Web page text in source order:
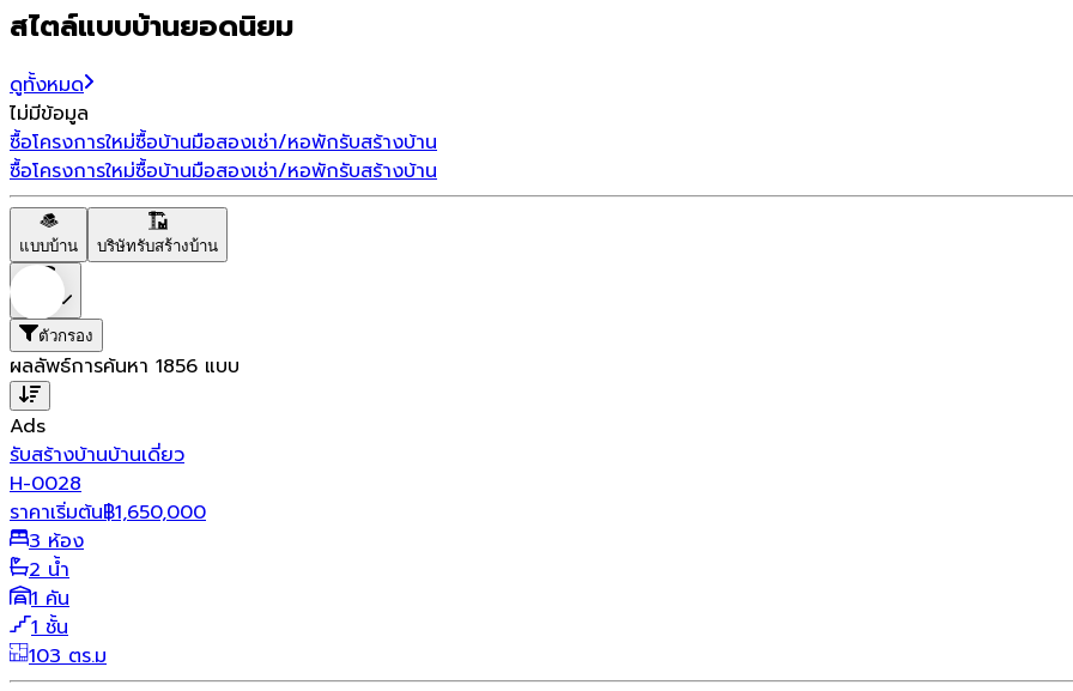
สไตล์แบบบ้านยอดนิยม
ดูทั้งหมด
ไม่มีข้อมูล
ซื้อโครงการใหม่ซื้อบ้านมือสองเช่า/หอพักรับสร้างบ้าน
ซื้อโครงการใหม่ซื้อบ้านมือสองเช่า/หอพักรับสร้างบ้าน
แบบบ้าน บริษัทรับสร้างบ้าน
ตัวกรอง
ผลลัพธ์การค้นหา 1856 แบบ
Ads
รับสร้างบ้านบ้านเดี่ยว
H-0028
ราคาเริ่มต้น฿1,650,000
3 ห้อง
2 น้ำ
1 คัน
1 ชั้น
103 ตร.ม